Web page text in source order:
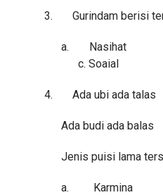
3. Gurindam berisi
a.
c. Soaial d.
4. Ada ubi ada talas
Ada budi ada balas
Jenis puisi lama
a.